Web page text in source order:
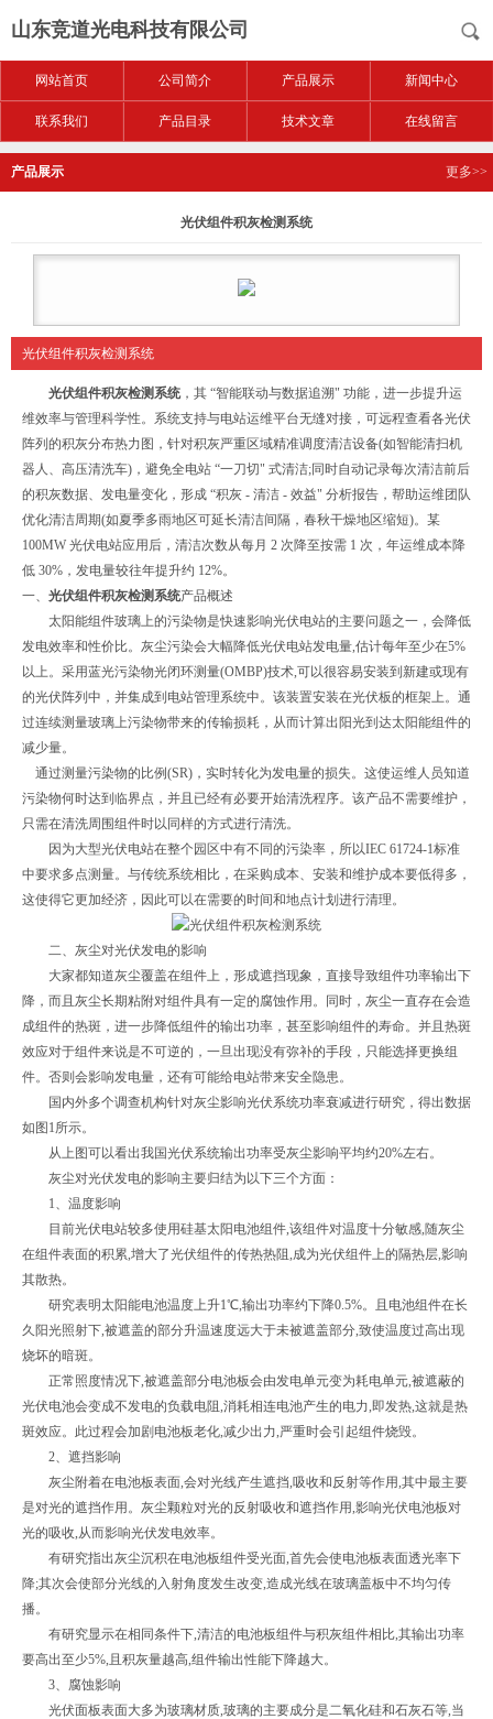
山东竞道光电科技有限公司
网站首页 公司简介 产品展示 新闻中心
联系我们 产品目录 技术文章 在线留言
产品展示 更多>>
光伏组件积灰检测系统
光伏组件积灰检测系统
光伏组件积灰检测系统 ，其 “智能联动与数据追溯" 功能，进一步提升运
维效率与管理科学性。系统支持与电站运维平台无缝对接，可远程查看各光伏
阵列的积灰分布热力图，针对积灰严重区域精准调度清洁设备(如智能清扫机
器人、高压清洗车)，避免全电站 “一刀切" 式清洁;同时自动记录每次清洁前后
的积灰数据、发电量变化，形成 “积灰 - 清洁 - 效益" 分析报告，帮助运维团队
优化清洁周期(如夏季多雨地区可延长清洁间隔，春秋干燥地区缩短)。某
100MW 光伏电站应用后，清洁次数从每月 2 次降至按需 1 次，年运维成本降
低 30%，发电量较往年提升约 12%。
一、 光伏组件积灰检测系统产品概述
太阳能组件玻璃上的污染物是快速影响光伏电站的主要问题之一，会降低
发电效率和性价比。灰尘污染会大幅降低光伏电站发电量,估计每年至少在5%
以上。采用蓝光污染物光闭环测量(OMBP)技术,可以很容易安装到新建或现有
的光伏阵列中，并集成到电站管理系统中。该装置安装在光伏板的框架上。通
过连续测量玻璃上污染物带来的传输损耗，从而计算出阳光到达太阳能组件的
减少量。
通过测量污染物的比例(SR)，实时转化为发电量的损失。这使运维人员知道
污染物何时达到临界点，并且已经有必要开始清洗程序。该产品不需要维护，
只需在清洗周围组件时以同样的方式进行清洗。
因为大型光伏电站在整个园区中有不同的污染率，所以IEC 61724-1标准
中要求多点测量。与传统系统相比，在采购成本、安装和维护成本要低得多，
这使得它更加经济，因此可以在需要的时间和地点计划进行清理。
二、灰尘对光伏发电的影响
大家都知道灰尘覆盖在组件上，形成遮挡现象，直接导致组件功率输出下
降，而且灰尘长期粘附对组件具有一定的腐蚀作用。同时，灰尘一直存在会造
成组件的热斑，进一步降低组件的输出功率，甚至影响组件的寿命。并且热斑
效应对于组件来说是不可逆的，一旦出现没有弥补的手段，只能选择更换组
件。否则会影响发电量，还有可能给电站带来安全隐患。
国内外多个调查机构针对灰尘影响光伏系统功率衰减进行研究，得出数据
如图1所示。
从上图可以看出我国光伏系统输出功率受灰尘影响平均约20%左右。
灰尘对光伏发电的影响主要归结为以下三个方面：
1、温度影响
目前光伏电站较多使用硅基太阳电池组件,该组件对温度十分敏感,随灰尘
在组件表面的积累,增大了光伏组件的传热热阻,成为光伏组件上的隔热层,影响
其散热。
研究表明太阳能电池温度上升1℃,输出功率约下降0.5%。且电池组件在长
久阳光照射下,被遮盖的部分升温速度远大于未被遮盖部分,致使温度过高出现
烧坏的暗斑。
正常照度情况下,被遮盖部分电池板会由发电单元变为耗电单元,被遮蔽的
光伏电池会变成不发电的负载电阻,消耗相连电池产生的电力,即发热,这就是热
斑效应。此过程会加剧电池板老化,减少出力,严重时会引起组件烧毁。
2、遮挡影响
灰尘附着在电池板表面,会对光线产生遮挡,吸收和反射等作用,其中最主要
是对光的遮挡作用。灰尘颗粒对光的反射吸收和遮挡作用,影响光伏电池板对
光的吸收,从而影响光伏发电效率。
有研究指出灰尘沉积在电池板组件受光面,首先会使电池板表面透光率下
降;其次会使部分光线的入射角度发生改变,造成光线在玻璃盖板中不均匀传
播。
有研究显示在相同条件下,清洁的电池板组件与积灰组件相比,其输出功率
要高出至少5%,且积灰量越高,组件输出性能下降越大。
3、腐蚀影响
光伏面板表面大多为玻璃材质,玻璃的主要成分是二氧化硅和石灰石等,当